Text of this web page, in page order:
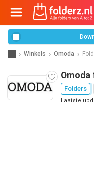
Winkels Omoda
Omoda
Folders
Laatste